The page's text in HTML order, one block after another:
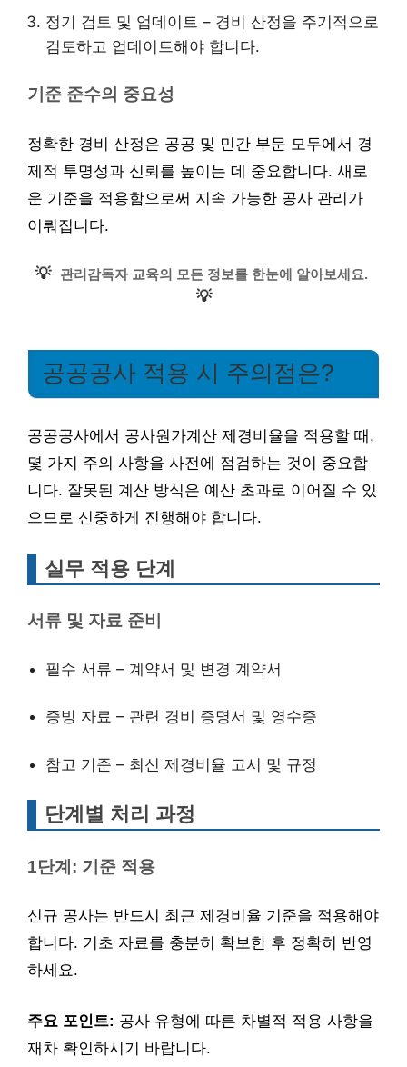
정기 검토 및 업데이트 – 경비 산정을 주기적으로
검토하고 업데이트해야 합니다.
기준 준수의 중요성
정확한 경비 산정은 공공 및 민간 부문 모두에서 경
제적 투명성과 신뢰를 높이는 데 중요합니다. 새로
운 기준을 적용함으로써 지속 가능한 공사 관리가
이뤄집니다.
💡 관리감독자 교육의 모든 정보를 한눈에 알아보세요.
💡
공공공사 적용 시 주의점은?
공공공사에서 공사원가계산 제경비율을 적용할 때,
몇 가지 주의 사항을 사전에 점검하는 것이 중요합
니다. 잘못된 계산 방식은 예산 초과로 이어질 수 있
으므로 신중하게 진행해야 합니다.
실무 적용 단계
서류 및 자료 준비
필수 서류 – 계약서 및 변경 계약서
증빙 자료 – 관련 경비 증명서 및 영수증
참고 기준 – 최신 제경비율 고시 및 규정
단계별 처리 과정
1단계: 기준 적용
신규 공사는 반드시 최근 제경비율 기준을 적용해야
합니다. 기초 자료를 충분히 확보한 후 정확히 반영
하세요.
주요 포인트: 공사 유형에 따른 차별적 적용 사항을
재차 확인하시기 바랍니다.